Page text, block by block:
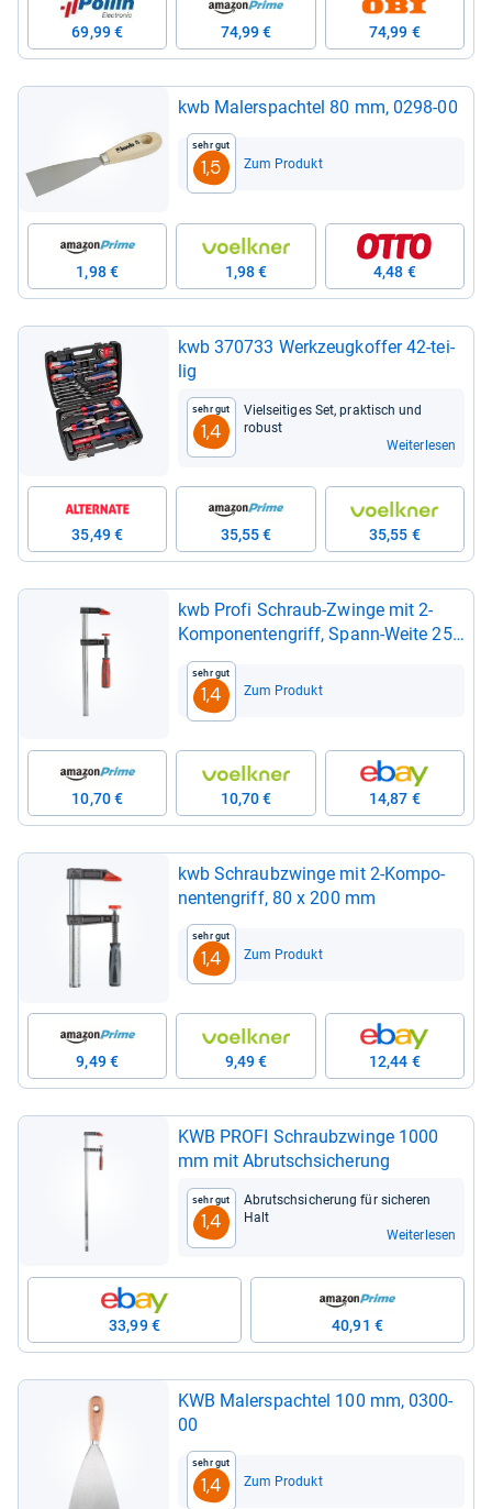
69,99 € 74,99 € 74,99 €
kwb Maler­spach­tel 80 mm, 0298-​00
Sehr gut
1,5 Zum Produkt
1,98 € 1,98 € 4,48 €
kwb 370733 Werk­zeug­kof­fer 42-​tei­
lig
Sehr gut
1,4
Viel­sei­ti­ges Set, prak­tisch und
robust
Weiterlesen
35,49 € 35,55 € 35,55 €
kwb Profi Schraub-​Zwinge mit 2-​
Kom­po­nen­ten­griff, Spann-​Weite 250
mm, Spann­ba­cken aus Tem­per­guss-​
Stahl, Schraub­zwenge mit Hohl­pro­
fil­schiene, Spann­tiefe: 50 mm
Sehr gut
1,4 Zum Produkt
10,70 € 10,70 € 14,87 €
kwb Schraub­zwinge mit 2-​Kom­po­
nen­ten­griff, 80 x 200 mm
Sehr gut
1,4 Zum Produkt
9,49 € 9,49 € 12,44 €
KWB PROFI Schraub­zwinge 1000
mm mit Abrutsch­si­che­rung
Sehr gut
1,4
Abrutsch­si­che­rung für siche­ren
Halt
Weiterlesen
33,99 € 40,91 €
KWB Maler­spach­tel 100 mm, 0300-​
00
Sehr gut
1,4 Zum Produkt